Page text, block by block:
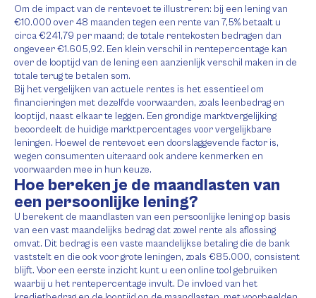
Om de impact van de rentevoet te illustreren: bij een lening van
€10.000 over 48 maanden tegen een rente van 7,5% betaalt u
circa €241,79 per maand; de totale rentekosten bedragen dan
ongeveer €1.605,92. Een klein verschil in rentepercentage kan
over de looptijd van de lening een aanzienlijk verschil maken in de
totale terug te betalen som.
Bij het vergelijken van actuele rentes is het essentieel om
financieringen met dezelfde voorwaarden, zoals leenbedrag en
looptijd, naast elkaar te leggen. Een grondige marktvergelijking
beoordeelt de huidige marktpercentages voor vergelijkbare
leningen. Hoewel de rentevoet een doorslaggevende factor is,
wegen consumenten uiteraard ook andere kenmerken en
voorwaarden mee in hun keuze.
Hoe bereken je de maandlasten van
een persoonlijke lening?
U berekent de maandlasten van een persoonlijke lening op basis
van een vast maandelijks bedrag dat zowel rente als aflossing
omvat. Dit bedrag is een vaste maandelijkse betaling die de bank
vaststelt en die ook voor grote leningen, zoals €85.000, consistent
blijft. Voor een eerste inzicht kunt u een online tool gebruiken
waarbij u het rentepercentage invult. De invloed van het